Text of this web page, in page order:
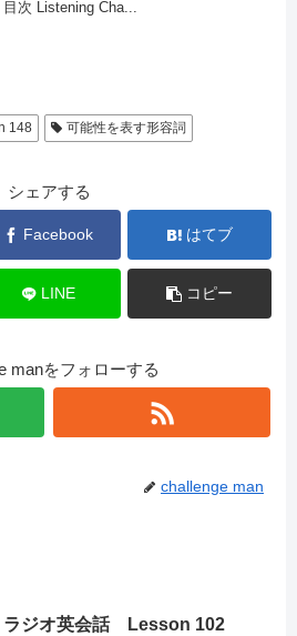
次 Listening Cha...
148 可能性を表す形容詞
シェアする
Facebook はてブ
LINE コピー
manをフォローする
challenge man
ラジオ英会話 Lesson 102